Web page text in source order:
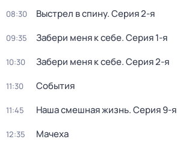
08:30 Выстрел в спину. Серия 2-я
09:35 Забери меня к себе. Серия 1-я
10:30 Забери меня к себе. Серия 2-я
11:30 События
11:45 Наша смешная жизнь. Серия 9-я
12:35 Мачеха